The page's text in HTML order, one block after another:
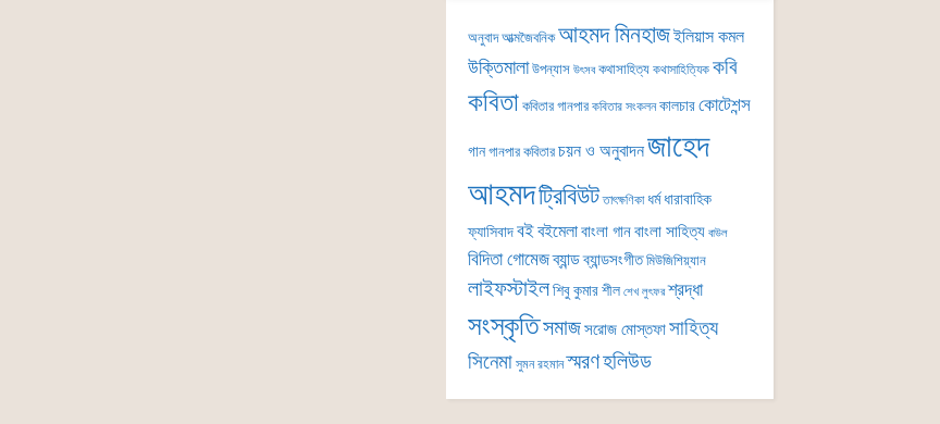
অনুবাদ আত্মজৈবনিক আহমদ মিনহাজইলিয়াস কমল
উক্তিমালা উপন্যাস উৎসব কথাসাহিত্য কথাসাহিত্যিক কবি
কবিতা কবিতার গানপার কবিতার সংকলন কালচারকোটেশন্স
গান গানপার কবিতার চয়ন ও অনুবাদনজাহেদ
আহমদট্রিবিউট তাৎক্ষণিকা ধর্ম ধারাবাহিক
ফ্যাসিবাদবইবইমেলাবাংলা গানবাংলা সাহিত্য বাউল
বিদিতা গোমেজব্যান্ডব্যান্ডসংগীত মিউজিশিয়্যান
লাইফস্টাইলশিবু কুমার শীল শেখ লুৎফর শ্রদ্ধা
সংস্কৃতিসমাজসরোজ মোস্তফাসাহিত্য
সিনেমা সুমন রহমান স্মরণহলিউড